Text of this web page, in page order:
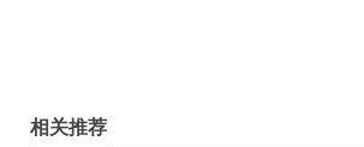
相关推荐